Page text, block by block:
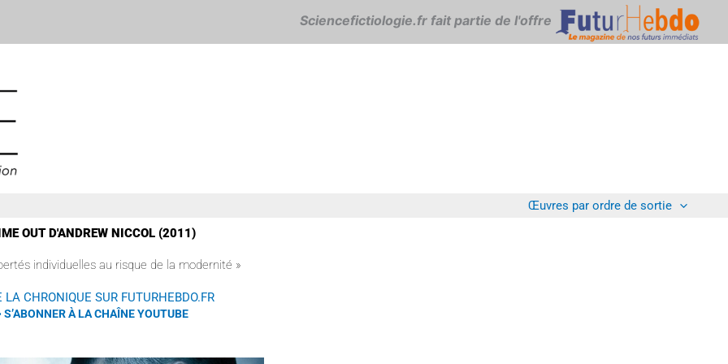
Sciencefictiologie.fr fait partie de l'offre
Œuvres par ordre de sortie
OUT D'ANDREW NICCOL (2011)
individuelles au risque de la modernité »
LA CHRONIQUE SUR FUTURHEBDO.FR
S’ABONNER À LA CHAÎNE YOUTUBE